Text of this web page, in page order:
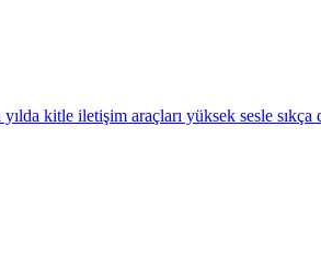
kitle iletişim araçları yüksek sesle